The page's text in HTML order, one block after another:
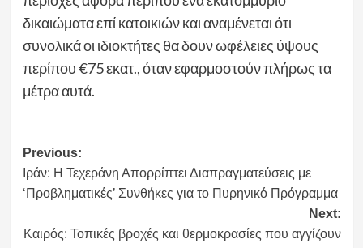
δικαιώματα επί κατοικιών και αναμένεται ότι
συνολικά οι ιδιοκτήτες θα δουν ωφέλειες ύψους
περίπου €75 εκατ., όταν εφαρμοστούν πλήρως τα
μέτρα αυτά.
Post
navigation
Previous:
Ιράν: Η Τεχεράνη Απορρίπτει Διαπραγματεύσεις με
‘Προβληματικές’ Συνθήκες για το Πυρηνικό Πρόγραμμα
Next:
Καιρός: Τοπικές βροχές και θερμοκρασίες που αγγίζουν